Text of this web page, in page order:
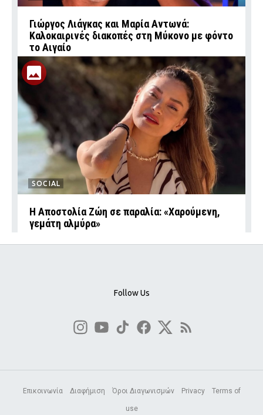
Γιώργος Λιάγκας και Μαρία Αντωνά:
Καλοκαιρινές διακοπές στη Μύκονο με φόντο
το Αιγαίο
SOCIAL
Η Αποστολία Ζώη σε παραλία: «Χαρούμενη,
γεμάτη αλμύρα»
Follow Us
Επικοινωνία Διαφήμιση Όροι Διαγωνισμών Privacy Terms of
use